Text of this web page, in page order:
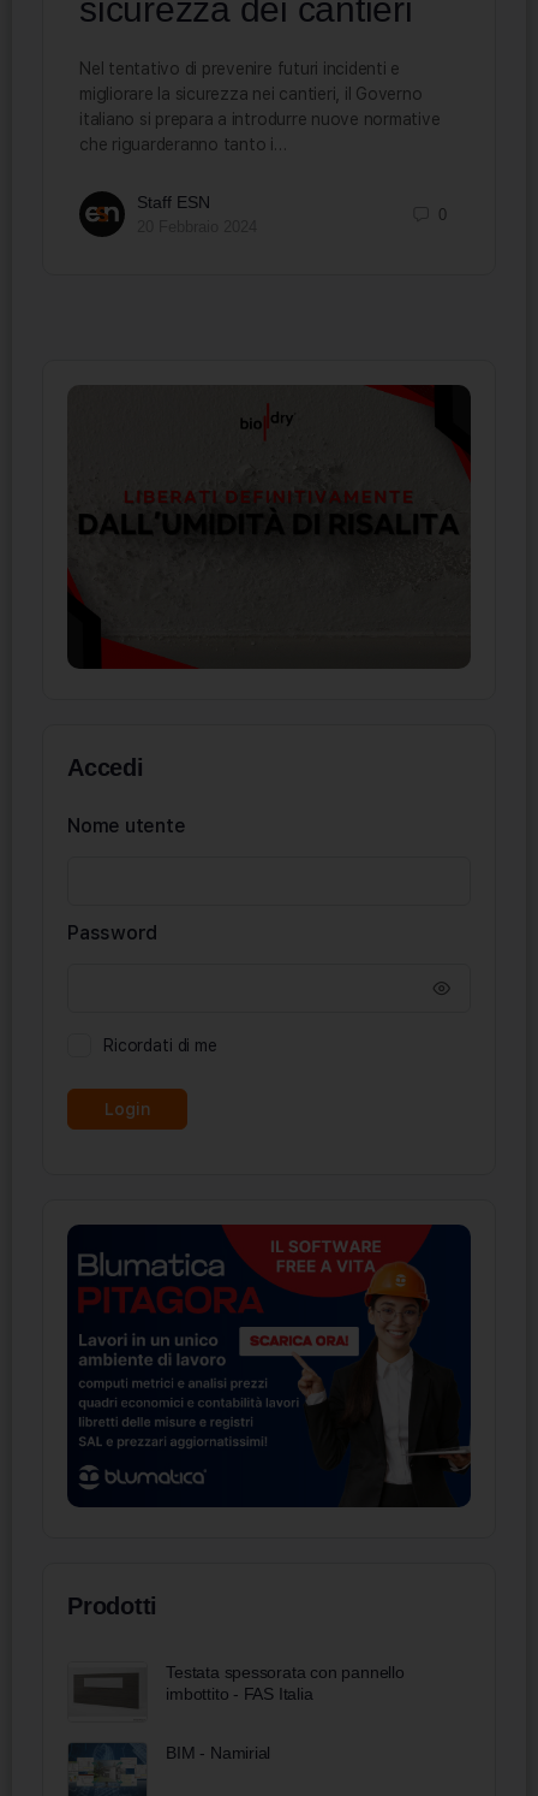
sicurezza dei cantieri
Nel tentativo di prevenire futuri incidenti e
migliorare la sicurezza nei cantieri, il Governo
italiano si prepara a introdurre nuove normative
che riguarderanno tanto i…
Staff ESN
0
Accedi
Nome utente
Password
Ricordati di me
Prodotti
Testata spessorata con pannello
imbottito - FAS Italia
BIM - Namirial